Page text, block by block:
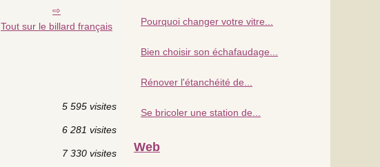
Tout sur le billard français
5 595 visites
6 281 visites
7 330 visites
Pourquoi changer votre vitre...
Bien choisir son échafaudage...
Rénover l'étanchéité de...
Se bricoler une station de...
Web